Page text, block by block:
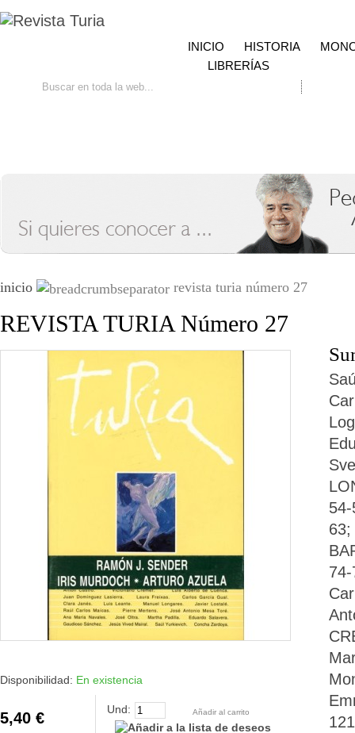
INICIO HISTORIA
LIBRERÍAS
inicio revista turia número 27
REVISTA TURIA Número 27
Disponibilidad: En existencia
5,40 € Und: Añadir al carrito
63;